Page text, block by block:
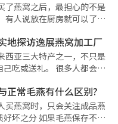
了燕窝之后，最担心的不是
有人说放在厨房就可以了…
地探访逸展燕窝加工厂
西亚三大特产之一，不只是
己吃或送礼。 很多人都会…
正常毛燕有什么区别?
买燕窝时，只会关注成品燕
好坏之分 如果毛燕保存不…